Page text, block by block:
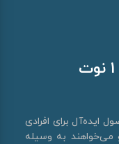
1 نوت یک محصول ایده‌آل برای افرادی
می‌خواهند به وسیله